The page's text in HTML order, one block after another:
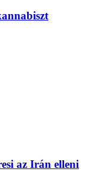
az Irán elleni